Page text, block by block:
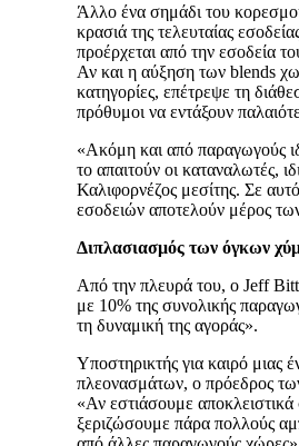
Άλλο ένα σημάδι του
κρασιά της τελευταίας
προέρχεται από την εσοδεία
Αν και η αύξηση των blends
κατηγορίες, επέτρεψε τη
πρόθυμοι να εντάξουν
«Ακόμη και από παραγωγούς
το απαιτούν οι καταναλωτές,
Καλιφορνέζος μεσίτης. Σε
εσοδειών αποτελούν μέρος
Διπλασιασμός των όγκων
Από την πλευρά του, ο Jeff
με 10% της συνολικής
τη δυναμική της αγοράς».
Υποστηρικτής για καιρό μιας
πλεονασμάτων, ο πρόεδρος
«Αν εστιάσουμε
ξεριζώσουμε πάρα πολλούς